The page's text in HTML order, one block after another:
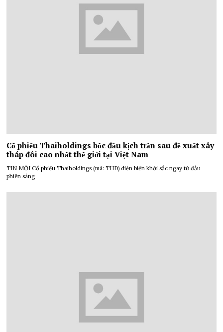
Cổ phiếu Thaiholdings bốc đầu kịch trần sau đề xuất xây
tháp đôi cao nhất thế giới tại Việt Nam
TIN MỚI Cổ phiếu Thaiholdings (mã: THD) diễn biến khởi sắc ngay từ đầu
phiên sáng